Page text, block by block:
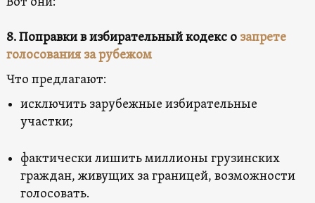
8. Поправки в избирательный кодекс о запрете
голосования за рубежом
Что предлагают:
исключить зарубежные избирательные
участки;
фактически лишить миллионы грузинских
граждан, живущих за границей, возможности
голосовать.